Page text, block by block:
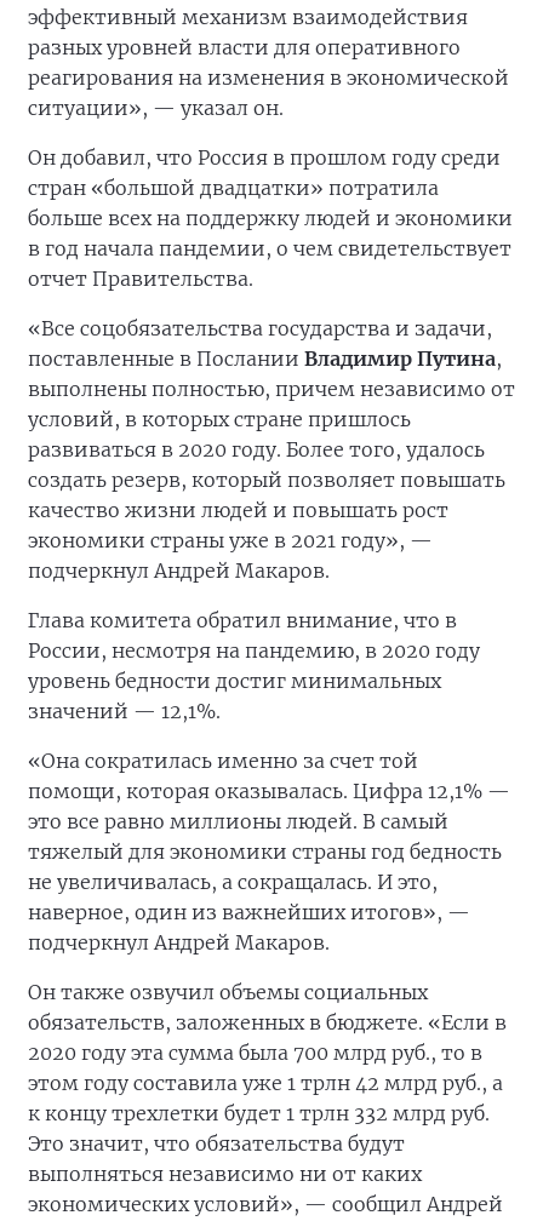
эффективный механизм взаимодействия
разных уровней власти для оперативного
реагирования на изменения в экономической
ситуации», — указал он.
Он добавил, что Россия в прошлом году среди
стран «большой двадцатки» потратила
больше всех на поддержку людей и экономики
в год начала пандемии, о чем свидетельствует
отчет Правительства.
«Все соцобязательства государства и задачи,
поставленные в Послании Владимир Путина,
выполнены полностью, причем независимо от
условий, в которых стране пришлось
развиваться в 2020 году. Более того, удалось
создать резерв, который позволяет повышать
качество жизни людей и повышать рост
экономики страны уже в 2021 году», —
подчеркнул Андрей Макаров.
Глава комитета обратил внимание, что в
России, несмотря на пандемию, в 2020 году
уровень бедности достиг минимальных
значений — 12,1%.
«Она сократилась именно за счет той
помощи, которая оказывалась. Цифра 12,1% —
это все равно миллионы людей. В самый
тяжелый для экономики страны год бедность
не увеличивалась, а сокращалась. И это,
наверное, один из важнейших итогов», —
подчеркнул Андрей Макаров.
Он также озвучил объемы социальных
обязательств, заложенных в бюджете. «Если в
2020 году эта сумма была 700 млрд руб., то в
этом году составила уже 1 трлн 42 млрд руб., а
к концу трехлетки будет 1 трлн 332 млрд руб.
Это значит, что обязательства будут
выполняться независимо ни от каких
экономических условий», — сообщил Андрей